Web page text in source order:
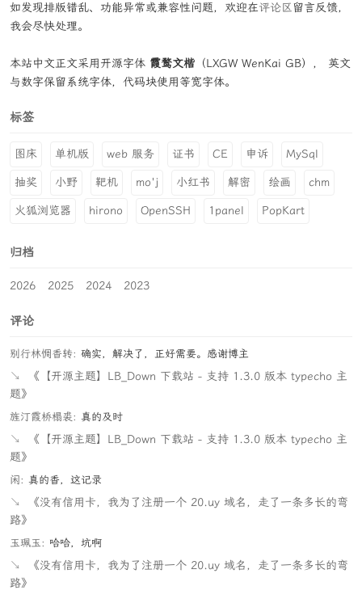
如发现排版错乱、功能异常或兼容性问题，欢迎在评论区留言反馈，
我会尽快处理。
本站中文正文采用开源字体 霞鹜文楷 （LXGW WenKai GB）， 英文
与数字保留系统字体，代码块使用等宽字体。
标签
图床 单机版 web 服务 证书 CE 申诉 MySql
抽奖 小野 靶机 mo'j 小红书 解密 绘画 chm
火狐浏览器 hirono OpenSSH 1panel PopKart
归档
2026 2025 2024 2023
评论
别行林惆香转: 确实，解决了，正好需要。感谢博主
↘
《【开源主题】LB_Down 下载站 - 支持 1.3.0 版本 typecho 主
题》
旌汀霞桥榻裘: 真的及时
↘
《【开源主题】LB_Down 下载站 - 支持 1.3.0 版本 typecho 主
题》
闲: 真的香，这记录
↘
《没有信用卡，我为了注册一个 20.uy 域名，走了一条多长的弯
路》
玉珮玉: 哈哈，坑啊
↘
《没有信用卡，我为了注册一个 20.uy 域名，走了一条多长的弯
路》